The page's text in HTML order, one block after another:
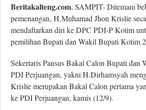
Beritakalteng.com, SAMPIT- Ditemani
pemenangan, H.Muhamad Jhon Krislie
mendaftarkan diri ke DPC PDI-P Kotim
pemilihan Bupati dan Wakil Bupati Kotim
Sekertaris Pansus Bakal Calon Bupati dan
PDI Perjuangan, yakni H.Dirhamsyah
Krisliemerupakan Bakal Calon pertama
ke PDI Perjuangan, kamis (12/9).